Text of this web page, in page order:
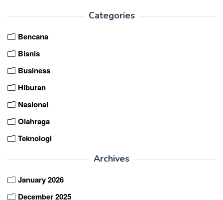
Categories
Bencana
Bisnis
Business
Hiburan
Nasional
Olahraga
Teknologi
Archives
January 2026
December 2025